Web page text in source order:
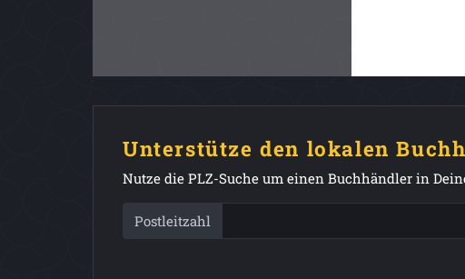
Unterstütze den lokalen
Nutze die PLZ-Suche um einen Buchhändler in
Postleitzahl